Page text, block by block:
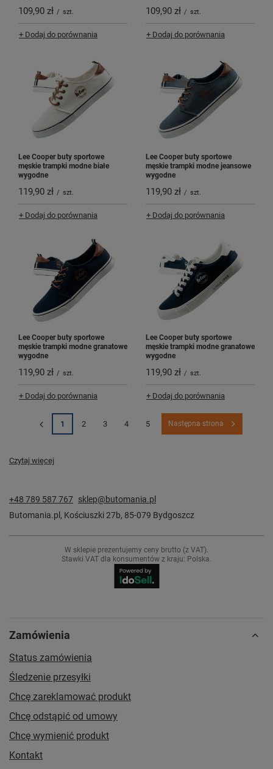
109,90 zł / szt.
+ Dodaj do porównania
109,90 zł / szt.
+ Dodaj do porównania
Lee Cooper buty sportowe
męskie trampki modne białe
wygodne
119,90 zł / szt.
+ Dodaj do porównania
Lee Cooper buty sportowe
męskie trampki modne jeansowe
wygodne
119,90 zł / szt.
+ Dodaj do porównania
Lee Cooper buty sportowe
męskie trampki modne granatowe
wygodne
119,90 zł / szt.
+ Dodaj do porównania
Lee Cooper buty sportowe
męskie trampki modne granatowe
wygodne
119,90 zł / szt.
+ Dodaj do porównania
1 2 3 4 5 Następna strona
Czytaj więcej
+48 789 587 767 sklep@butomania.pl
Butomania.pl , Kościuszki 27b, 85-079 Bydgoszcz
W sklepie prezentujemy ceny brutto (z VAT).
Stawki VAT dla konsumentów z kraju: Polska.
Zamówienia
Status zamówienia
Śledzenie przesyłki
Chcę zareklamować produkt
Chcę odstąpić od umowy
Chcę wymienić produkt
Kontakt